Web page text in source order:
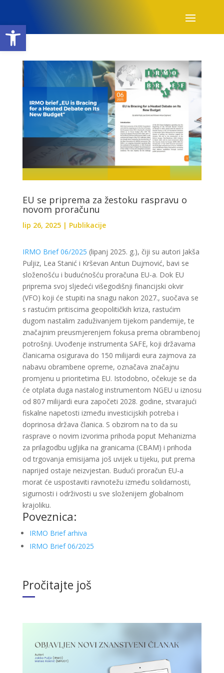
Open toolbar
EU se priprema za žestoku raspravu o
novom proračunu
lip 26, 2025| Publikacije
IRMO Brief 06/2025 (lipanj 2025. g.), čiji su autori Jakša
Puljiz, Lea Stanić i Krševan Antun Dujmović, bavi se
složenošću i budućnošću proračuna EU-a. Dok EU
priprema svoj sljedeći višegodišnji financijski okvir
(VFO) koji će stupiti na snagu nakon 2027., suočava se
s rastućim pritiscima geopolitičkih kriza, rastućim
dugom nastalim zaduživanjem tijekom pandemije, te
značajnim preusmjerenjem fokusa prema obrambenoj
potrošnji. Uvođenje instrumenta SAFE, koji državama
članicama osigurava do 150 milijardi eura zajmova za
nabavu obrambene opreme, označava značajnu
promjenu u prioritetima EU. Istodobno, očekuje se da
će otplata duga nastalog instrumentom NGEU u iznosu
od 807 milijardi eura započeti 2028. godine, stvarajući
fiskalne napetosti između investicijskih potreba i
doprinosa država članica. S obzirom na to da su
rasprave o novim izvorima prihoda poput Mehanizma
za prilagodbu ugljika na granicama (CBAM) i prihoda
od trgovanja emisijama još uvijek u tijeku, put prema
naprijed ostaje neizvjestan. Budući proračun EU-a
morat će uspostaviti ravnotežu između solidarnosti,
sigurnosti i održivosti u sve složenijem globalnom
krajoliku.
Poveznica:
IRMO Brief arhiva
IRMO Brief 06/2025
Pročitajte još